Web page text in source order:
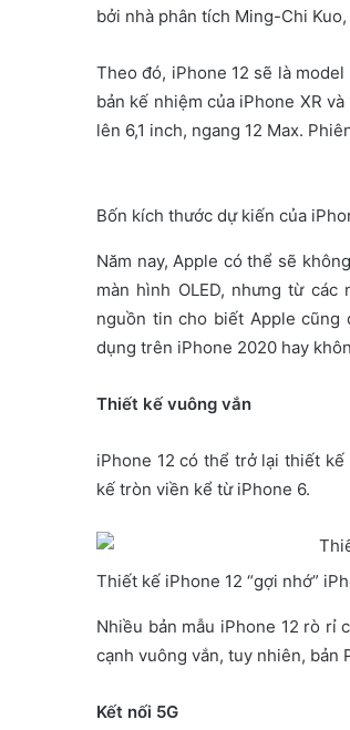
bởi nhà phân tích Ming-Chi Kuo,
Theo đó, iPhone 12 sẽ là
bản kế nhiệm của iPhone XR
lên 6,1 inch, ngang 12 Max.
Bốn kích thước dự kiến của
Năm nay, Apple có thể sẽ
màn hình OLED, nhưng từ các
nguồn tin cho biết Apple cũng
dụng trên iPhone 2020 hay
Thiết kế vuông vắn
iPhone 12 có thể trở lại thiết
kế tròn viền kể từ iPhone 6.
Thiết kế iPhone 12 “gợi nhớ”
Nhiều bản mẫu iPhone 12 rò rỉ
cạnh vuông vắn, tuy nhiên, bản
Kết nối 5G